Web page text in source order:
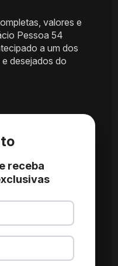
valores e
Pessoa 54
a um dos
desejados do
receba